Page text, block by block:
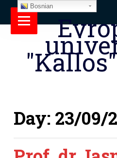
Day: 23/09/
Bosnian